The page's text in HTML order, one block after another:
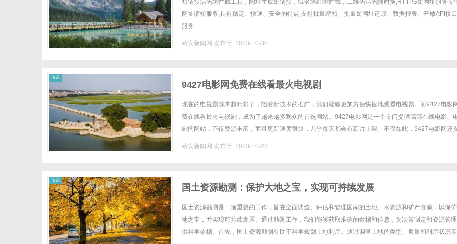
网址_批量生成短链接_带统计的免费短链接
短链接活码防拦截工具，网址生成短链接，域名防红防拦截，二维码活码随时换,HTTPS短网址服务专
网址缩短服务,具有稳定、快速、安全的特点,支持批量缩短、批量短网址还原、数据报表、开放API接
服务...
靖安新闻网 发布于 2023-10-30
资讯
9427电影网免费在线看最火电视剧
现在的电视剧越来越精彩了，随着新技术的推广，我们能够更加方便快捷地观看电视剧。而9427电影
费在线看最火电视剧，成为了越来越多观众的首选网站。9427电影网是一个专门提供高清在线电影、
剧的网站，不仅资源丰富，而且更新速度很快，几乎每天都会有新片上架。不仅如此，9427电影网还
靖安新闻网 发布于 2023-10-28
资讯
国土资源勘测：保护大地之宝，实现可持续发展
国土资源勘测是一项重要的工作，旨在全面调查、评估和管理国家的土地、水资源和矿产资源，以保
地之宝，并实现可持续发展。通过勘测工作，我们能够获取准确的数据和信息，为决策制定和资源管
供科学依据。首先，国土资源勘测有助于科学规划土地利用。通过调查土地的类型、质量和利用状况